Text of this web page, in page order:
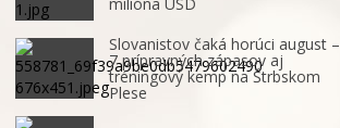
milióna USD
Slovanistov čaká horúci august –
7 prípravných zápasov aj
tréningový kemp na Štrbskom
Plese